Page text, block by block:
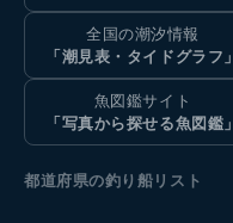
全国の潮汐情報
「潮見表・タイドグラフ」
魚図鑑サイト
「写真から探せる魚図鑑」
都道府県の釣り船リスト